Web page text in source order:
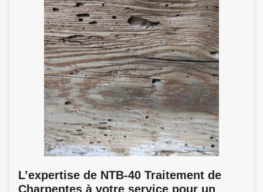
L’expertise de NTB-40 Traitement de
Charpentes à votre service pour un